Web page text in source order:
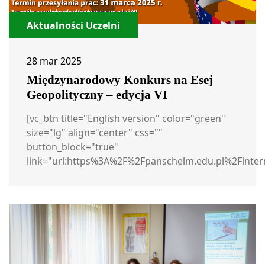
Aktualności Uczelni
28 mar 2025
Międzynarodowy Konkurs na Esej
Geopolityczny – edycja VI
[vc_btn title="English version" color="green"
size="lg" align="center" css=""
button_block="true"